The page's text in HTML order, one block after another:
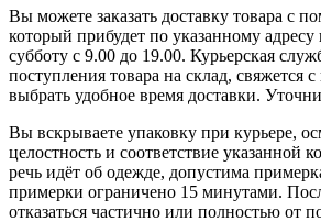
Вы можете заказать доставку товара с
который прибудет по указанному
субботу с 9.00 до 19.00. Курьерская
поступления товара на склад, свяжется
выбрать удобное время доставки.
Вы вскрываете упаковку при курьере,
целостность и соответствие указанной
речь идёт об одежде, допустима
примерки ограничено 15 минутами.
отказаться частично или полностью от